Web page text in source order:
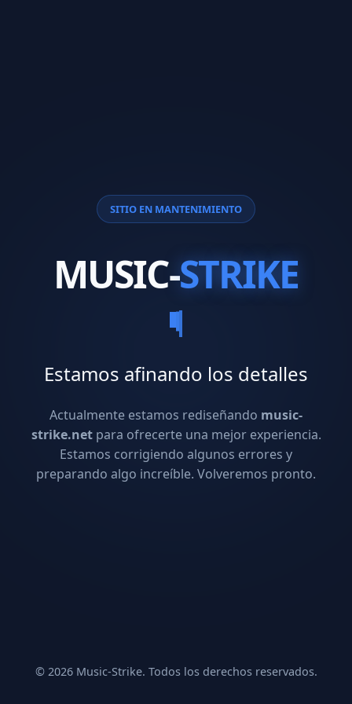
SITIO EN MANTENIMIENTO
MUSIC-STRIKE
Estamos afinando los detalles
Actualmente estamos rediseñando music-
strike.netpara ofrecerte una mejor experiencia.
Estamos corrigiendo algunos errores y
preparando algo increíble. Volveremos pronto.
© 2026 Music-Strike. Todos los derechos reservados.